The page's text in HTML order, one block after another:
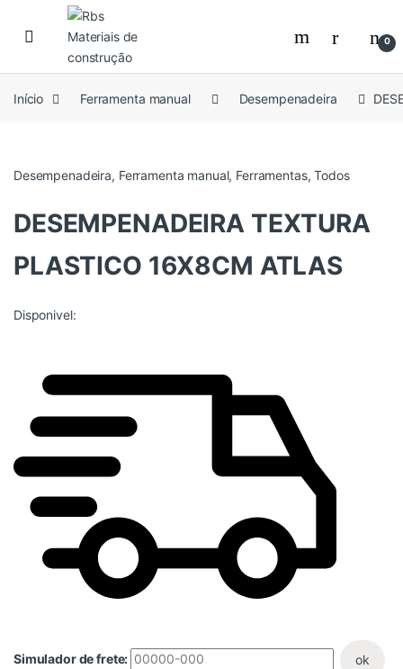
Skip to navigation
Skip to content
0
Início Ferramenta manual Desempenadeira
Desempenadeira, Ferramenta manual, Ferramentas,Todos
DESEMPENADEIRA TEXTURA
PLASTICO 16X8CM ATLAS
Disponivel:
Simulador de frete: ok